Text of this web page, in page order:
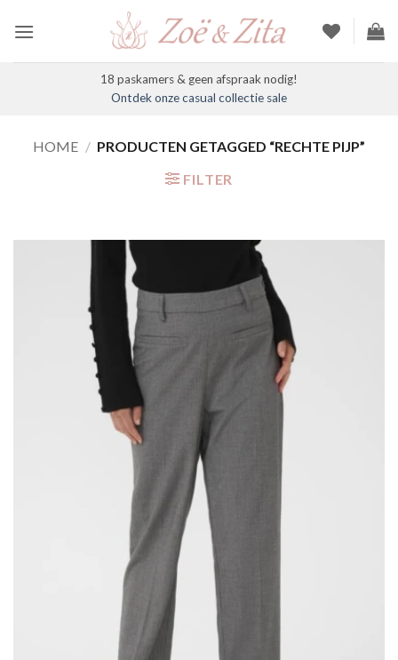
naar
18 paskamers & geen afspraak nodig!
Ontdek onze casual collectie sale
HOME / PRODUCTEN GETAGGED “RECHTE PIJP”
FILTER